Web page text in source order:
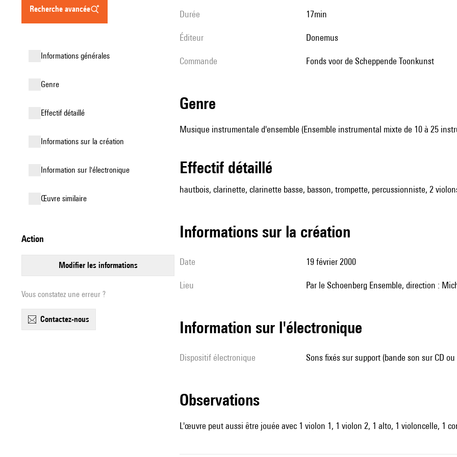
recherche avancée
informations générales
genre
effectif détaillé
informations sur la création
Information sur l'électronique
œuvre similaire
action
modifier les informations
Vous constatez une erreur ?
contactez-nous
durée 17min
éditeur Donemus
Commande Fonds voor de Scheppende Toonkunst
genre
Musique instrumentale d'ensemble (Ensemble instrumental mixte de 10 à 25
effectif détaillé
hautbois, clarinette, clarinette basse, basson, trompette, percussionniste, 2
informations sur la création
date 19 février 2000
lieu par le Schoenberg Ensemble, direction :
Information sur l'électronique
Dispositif électronique sons fixés sur support (bande son sur CD
observations
L'œuvre peut aussi être jouée avec 1 violon 1, 1 violon 2, 1 alto, 1 violoncelle, 1